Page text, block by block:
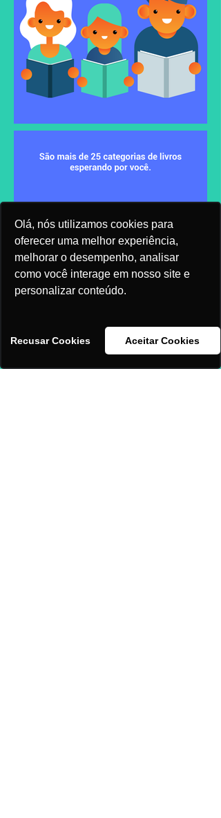
Olá, nós utilizamos cookies para
oferecer uma melhor experiência,
melhorar o desempenho, analisar
como você interage em nosso site e
personalizar conteúdo.
Recusar Cookies Aceitar Cookies